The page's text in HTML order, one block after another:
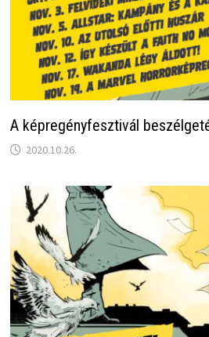
A képregényfesztivál
2020.10.26.